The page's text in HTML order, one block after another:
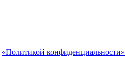
«Политикой конфиденциальности»